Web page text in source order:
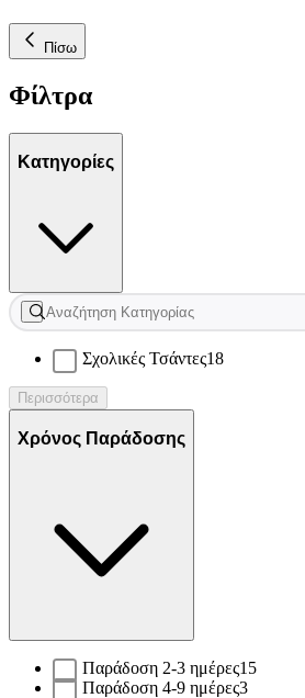
Πίσω
Φίλτρα
Κατηγορίες
Σχολικές Τσάντες18
Περισσότερα
Χρόνος Παράδοσης
Παράδοση 2-3 ημέρες15
Παράδοση 4-9 ημέρες3